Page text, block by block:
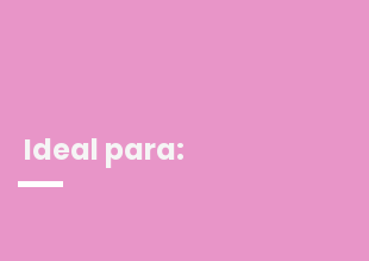
Ideal para: